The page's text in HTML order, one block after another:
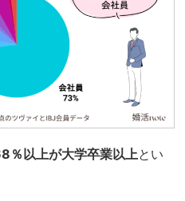
％以上が大学卒業以上とい